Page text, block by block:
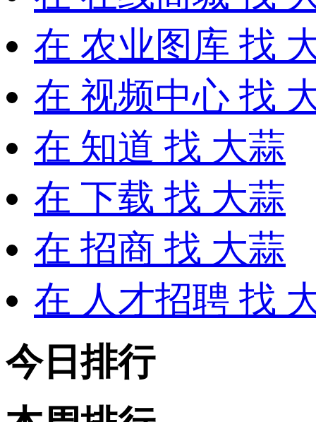
在 农业图库 找
在 视频中心 找
在 知道 找 大蒜
在 下载 找 大蒜
在 招商 找 大蒜
在 人才招聘 找
今日排行